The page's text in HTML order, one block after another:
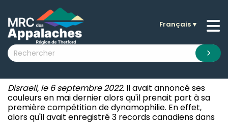
submenu (La MRC )
submenu (Citoyens )
submenu (Visiteurs )
submenu (Nouvelles )
Français▼
Disraeli, le 6 septembre 2022. Il avait annoncé ses
couleurs en mai dernier alors qu'il prenait part à sa
première compétition de dynamophilie. En effet,
alors qu'il avait enregistré 3 records canadiens dans